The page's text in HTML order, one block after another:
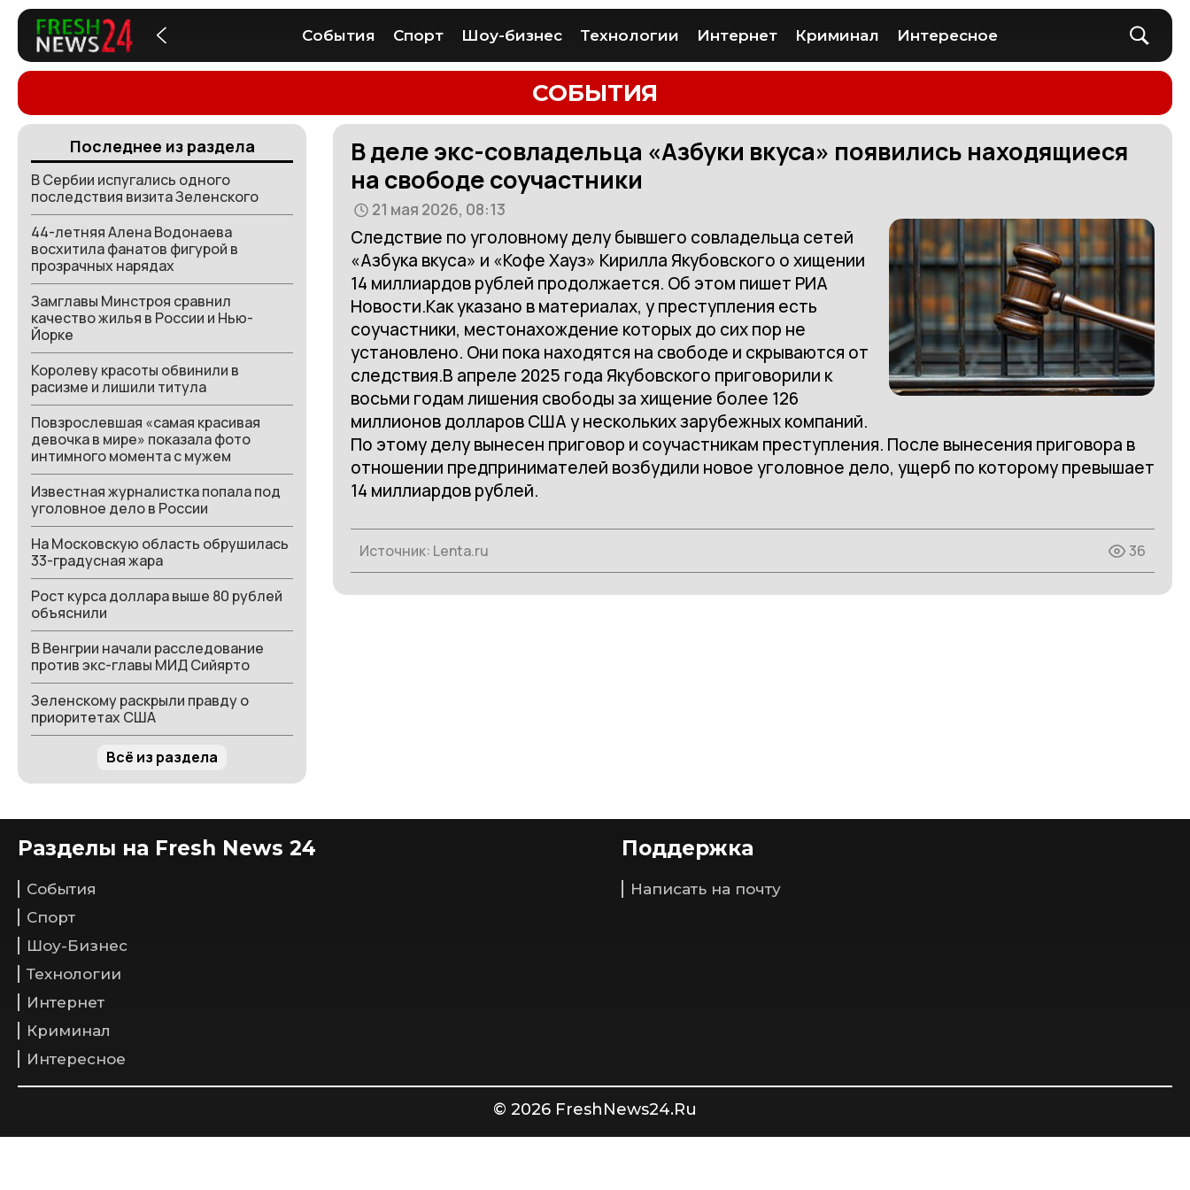
События Спорт Шоу-бизнес Технологии Интернет Криминал Интересное
СОБЫТИЯ
Последнее из раздела
В Сербии испугались одного
последствия визита Зеленского
44-летняя Алена Водонаева
восхитила фанатов фигурой в
прозрачных нарядах
Замглавы Минстроя сравнил
качество жилья в России и Нью-
Йорке
Королеву красоты обвинили в
расизме и лишили титула
Повзрослевшая «самая красивая
девочка в мире» показала фото
интимного момента с мужем
Известная журналистка попала под
уголовное дело в России
На Московскую область обрушилась
33-градусная жара
Рост курса доллара выше 80 рублей
объяснили
В Венгрии начали расследование
против экс-главы МИД Сийярто
Зеленскому раскрыли правду о
приоритетах США
Всё из раздела
В деле экс-совладельца «Азбуки вкуса» появились находящиеся
на свободе соучастники
21 мая 2026, 08:13
Следствие по уголовному делу бывшего совладельца сетей
«Азбука вкуса» и «Кофе Хауз» Кирилла Якубовского о хищении
14 миллиардов рублей продолжается. Об этом пишет РИА
Новости.Как указано в материалах, у преступления есть
соучастники, местонахождение которых до сих пор не
установлено. Они пока находятся на свободе и скрываются от
следствия.В апреле 2025 года Якубовского приговорили к
восьми годам лишения свободы за хищение более 126
миллионов долларов США у нескольких зарубежных компаний.
По этому делу вынесен приговор и соучастникам преступления. После вынесения приговора в
отношении предпринимателей возбудили новое уголовное дело, ущерб по которому превышает
14 миллиардов рублей.
Источник: Lenta.ru 36
Разделы на Fresh News 24
События
Спорт
Шоу-Бизнес
Технологии
Интернет
Криминал
Интересное
Поддержка
Написать на почту
© 2026 FreshNews24.Ru